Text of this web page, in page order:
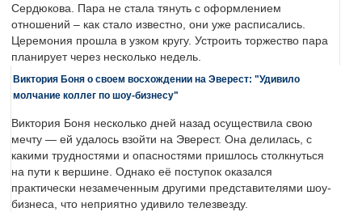
Сердюкова. Пара не стала тянуть с оформлением
отношений – как стало известно, они уже расписались.
Церемония прошла в узком кругу. Устроить торжество пара
планирует через несколько недель.
Виктория Боня о своем восхождении на Эверест: "Удивило
молчание коллег по шоу-бизнесу"
Виктория Боня несколько дней назад осуществила свою
мечту — ей удалось взойти на Эверест. Она делилась, с
какими трудностями и опасностями пришлось столкнуться
на пути к вершине. Однако её поступок оказался
практически незамеченным другими представителями шоу-
бизнеса, что неприятно удивило телезвезду.